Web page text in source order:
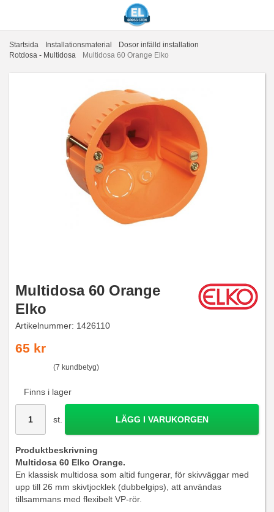
Startsida Installationsmaterial
Dosor infälld installation
Rotdosa - Multidosa
Multidosa 60 Orange Elko
Multidosa 60 Orange
Elko
Artikelnummer: 1426110
65 kr
(7 kundbetyg)
Finns i lager
st. LÄGG I VARUKORGEN
Produktbeskrivning
Multidosa 60 Elko Orange.
En klassisk multidosa som altid fungerar, för skivväggar med
upp till 26 mm skivtjocklek (dubbelgips), att användas
tillsammans med flexibelt VP-rör.